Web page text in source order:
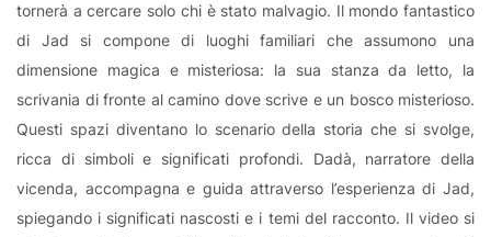
tornerà a cercare solo chi è stato malvagio. Il mondo fantastico
di Jad si compone di luoghi familiari che assumono una
dimensione magica e misteriosa: la sua stanza da letto, la
scrivania di fronte al camino dove scrive e un bosco misterioso.
Questi spazi diventano lo scenario della storia che si svolge,
ricca di simboli e significati profondi. Dadà, narratore della
vicenda, accompagna e guida attraverso l’esperienza di Jad,
spiegando i significati nascosti e i temi del racconto. Il video si